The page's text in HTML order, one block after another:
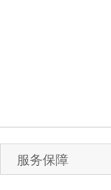
服务保障